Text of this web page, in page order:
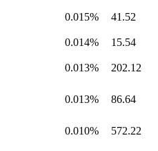
0.015% 41.52
0.014% 15.54
0.013% 202.12
0.013% 86.64
0.010% 572.22